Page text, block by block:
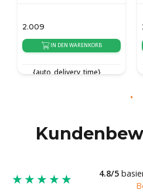
2.009
IN DEN WARENKORB
{auto_delivery_time}
★★★★★ 4.8/5